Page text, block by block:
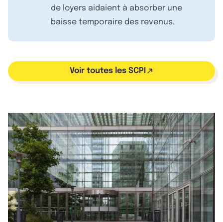
de loyers aidaient à absorber une
baisse temporaire des revenus.
Voir toutes les SCPI